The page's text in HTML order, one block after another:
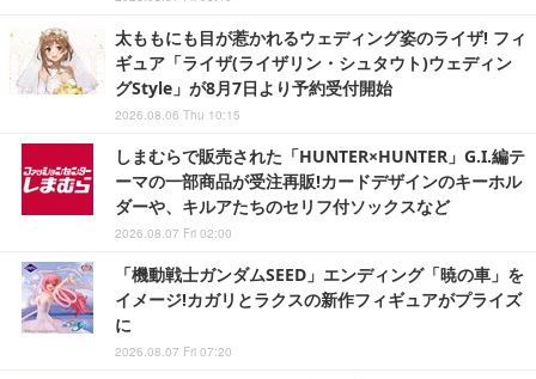
太ももにも目が惹かれるウェディング姿のライザ! フィ
ギュア「ライザ(ライザリン・シュタウト)ウェディン
グStyle」が8月7日より予約受付開始
2026.08.06 Thu 10:15
しまむらで販売された「HUNTER×HUNTER」G.I.編テ
ーマの一部商品が受注再販!カードデザインのキーホル
ダーや、キルアたちのセリフ付ソックスなど
2026.08.07 Fri 02:00
「機動戦士ガンダムSEED」エンディング「暁の車」を
イメージ!カガリとラクスの新作フィギュアがプライズ
に
2026.08.07 Fri 07:20